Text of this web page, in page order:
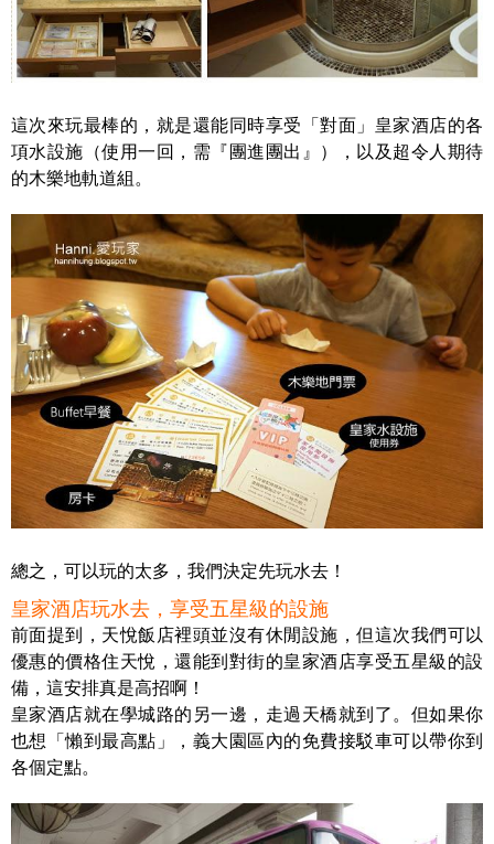
這次來玩最棒的，就是還能同時享受「對面」皇家酒店的各
項水設施（使用一回，需『團進團出』），以及超令人期待
的木樂地軌道組。
總之，可以玩的太多，我們決定先玩水去！
皇家酒店玩水去，享受五星級的設施
前面提到，天悅飯店裡頭並沒有休閒設施，但這次我們可以
優惠的價格住天悅，還能到對街的皇家酒店享受五星級的設
備，這安排真是高招啊！
皇家酒店就在學城路的另一邊，走過天橋就到了。但如果你
也想「懶到最高點」，義大園區內的免費接駁車可以帶你到
各個定點。